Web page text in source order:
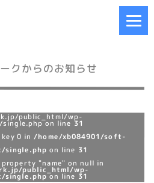
クからのお知らせ
public_html/wp-
on line 31
key 0 in/home/xb084901/soft-
single.php on line 31
"name" on null in
public_html/wp-
single.php on line 31